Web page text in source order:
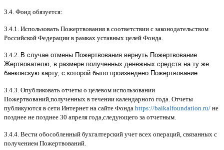
3.4. Фонд обязуется:
3.4.1. Использовать Пожертвования в соответствии с законодательством
Российской Федерации в рамках уставных целей Фонда
3.4.2. В случае отмены Пожертвования вернуть Пожертвование
Жертвователю, в размере полученных денежных средств на ту же
банковскую карту, с которой было произведено Пожертвование.
3.4.3. Опубликовать отчеты о целевом использовании
Пожертвований полученных в течении календарного года Отчеты
публикуются в сети Интернет на сайте Фонда https://baikalfoundation.ru/ не
позднее не позднее 30 апреля года следующего за отчетным
3.4.4. Вести обособленный бухгалтерский учет всех операций связанных с
получением Пожертвований